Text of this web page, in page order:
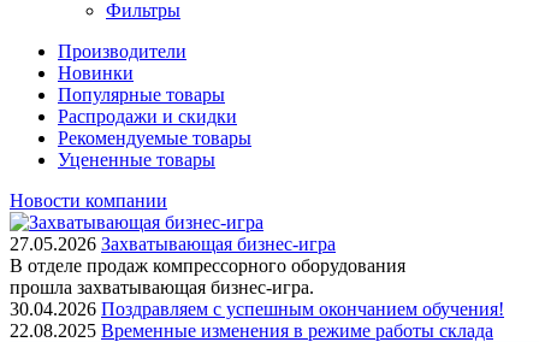
Фильтры
Производители
Новинки
Популярные товары
Распродажи и скидки
Рекомендуемые товары
Уцененные товары
Новости компании
27.05.2026 Захватывающая бизнес-игра
В отделе продаж компрессорного оборудования
прошла захватывающая бизнес-игра.
30.04.2026 Поздравляем с успешным окончанием обучения!
22.08.2025 Временные изменения в режиме работы склада